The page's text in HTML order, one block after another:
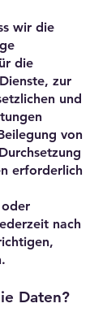
wir die
die
zur
und
von
erforderlich
nach
Daten?